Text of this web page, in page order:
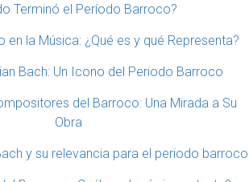
Terminó el Período Barroco?
en la Música: ¿Qué es y qué Representa?
Bach: Un Icono del Periodo Barroco
del Barroco: Una Mirada a Su
Obra
y su relevancia para el periodo barroco